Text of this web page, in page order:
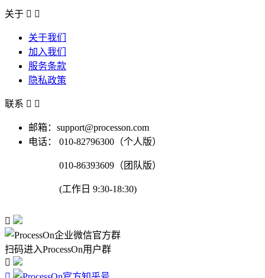
关于  
关于我们
加入我们
服务条款
隐私政策
联系  
邮箱：support@processon.com
电话：
010-82796300（个人版）
010-86393609（团队版）
(工作日 9:30-18:30)

扫码进入ProcessOn用户群
